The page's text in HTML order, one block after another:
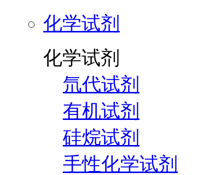
化学试剂
化学试剂
氘代试剂
有机试剂
硅烷试剂
手性化学试剂